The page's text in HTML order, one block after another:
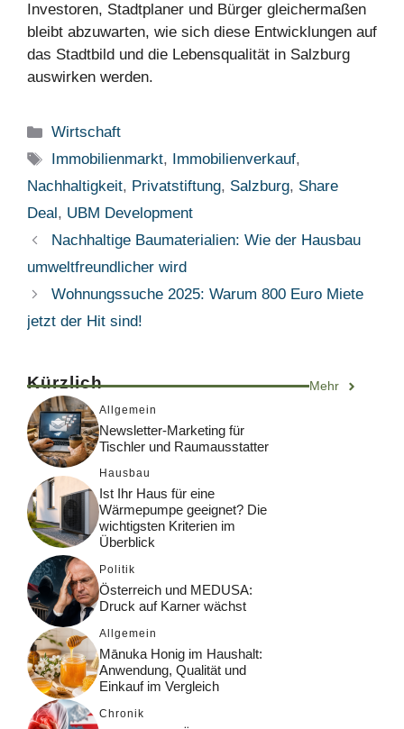
Investoren, Stadtplaner und Bürger gleichermaßen
bleibt abzuwarten, wie sich diese Entwicklungen auf
das Stadtbild und die Lebensqualität in Salzburg
auswirken werden.
Kategorien
Wirtschaft
Schlagwörter
Immobilienmarkt, Immobilienverkauf,
Nachhaltigkeit, Privatstiftung, Salzburg, Share
Deal , UBM Development
Nachhaltige Baumaterialien: Wie der Hausbau
umweltfreundlicher wird
Wohnungssuche 2025: Warum 800 Euro Miete
jetzt der Hit sind!
Kürzlich Mehr
Allgemein
Newsletter-Marketing für
Tischler und Raumausstatter
Hausbau
Ist Ihr Haus für eine
Wärmepumpe geeignet? Die
wichtigsten Kriterien im
Überblick
Politik
Österreich und MEDUSA:
Druck auf Karner wächst
Allgemein
Mānuka Honig im Haushalt:
Anwendung, Qualität und
Einkauf im Vergleich
Chronik